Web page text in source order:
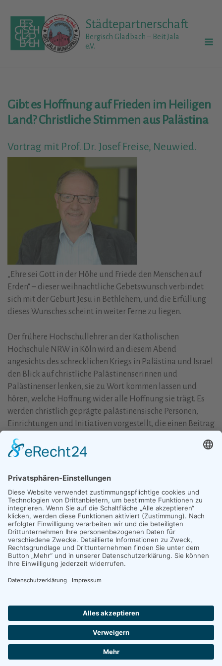
content
Städtepartnerschaft
Bergisch Gladbach – Beit Jala
e.V.
Gibt es Hoffnung auf Frieden im Heiligen
Land? Christliche Stimmen aus Palästina
Vortrag mit Prof. Dr. Josef Freise, Neuwied.
„Ehre sei Gott in der Höhe und Friede den Menschen auf
Erden“ – dieser weihnachtliche Gebetswunsch verbindet
sich mit der Geburt Jesu in Bethlehem, und die Erfüllung
dieses Wunsches scheint in weiter Ferne zu liegen.
Der frühere Hochschullehrer an der Katholischen
Hochschule NRW in Köln wird an diesem Abend
angesichts des schrecklichen Kriegs in Palästina und Israel
den Blick auf christliche Palästinenserinnen und
Palästinenser lenken, sie zu Wort kommen lassen und
hören, welche Hoffnung wider alle Hoffnung sie trägt. Es
werden christlich geprägte palästinensische Personen,
Einrichtungen und Initiativen vorgestellt, die einen Beitrag
wollen.
Josef Freise war bis zu seiner Pensionierung
Köln und hat über zwanzig Jahre die Partnerschaft
zwischen seiner Kölner Hochschule und der katholischen
Universität Bethlehem aufgebaut und begleitet.
Dienstag, 14.01.25, 19 Uhr
Herz-Jesu-Kirche, Altenberger-Dom-Straße 140, 51467
Bergisch Gladbach Schildgen
Post
navigation
2026 © Städtepartnerschaft Bergisch Gladbach - Beit Jala e.V.